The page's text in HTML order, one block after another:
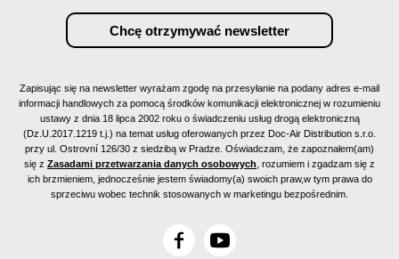
Zapisując się na newsletter wyrażam zgodę na przesyłanie na podany adres e-mail
informacji handlowych za pomocą środków komunikacji elektronicznej w rozumieniu
ustawy z dnia 18 lipca 2002 roku o świadczeniu usług drogą elektroniczną
(Dz.U.2017.1219 t.j.) na temat usług oferowanych przez Doc-Air Distribution s.r.o.
przy ul. Ostrovní 126/30 z siedzibą w Pradze. Oświadczam, że zapoznałem(am)
się z Zasadami przetwarzania danych osobowych , rozumiem i zgadzam się z
ich brzmieniem, jednocześnie jestem świadomy(a) swoich praw,w tym prawa do
sprzeciwu wobec technik stosowanych w marketingu bezpośrednim.
F
Y